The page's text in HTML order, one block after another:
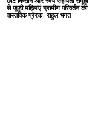
से जुड़ी महिलाएं ग्रामीण परिवर्तन की
वास्तविक प्रेरक- राहुल भगत